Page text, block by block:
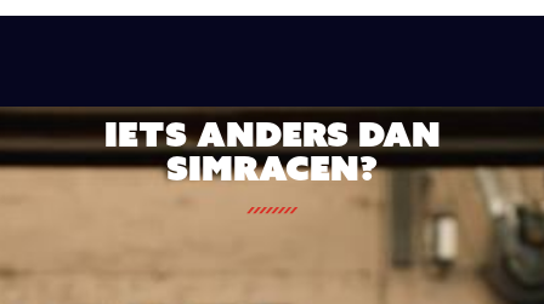
Iets anders dan
simracen?